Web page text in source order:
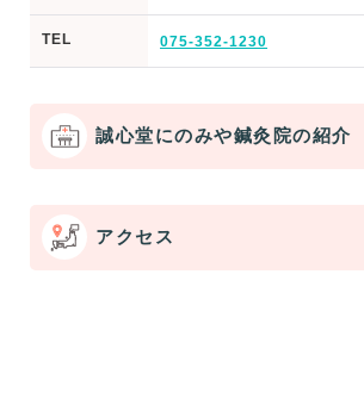
TEL 075-352-1230
誠心堂にのみや鍼灸院の紹介
アクセス